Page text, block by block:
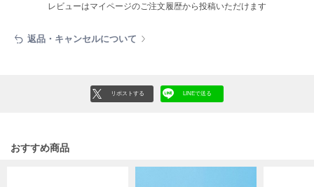
made of Organics
ミーエスミーム
レビューはマイページのご注文履歴から投稿いただけます
返品・キャンセルについて
リポストする LINEで送る
おすすめ商品